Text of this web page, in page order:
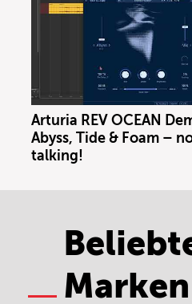
Arturia REV OCEAN
Abyss, Tide & Foam –
talking!
Marken